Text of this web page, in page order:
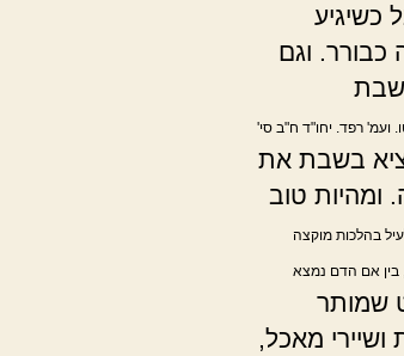
כשיגיע
וגם
ועמ' רפד. יחו"ד ח"ב סי'
בשבת את
ומהיות טוב
בהלכות מוקצה
בין אם הדם נמצא
שמותר
מאכל,